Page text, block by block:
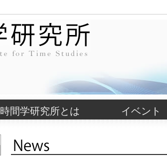
時間学研究所とは イベント